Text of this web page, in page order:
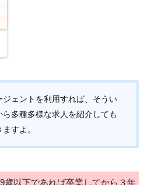
ジェントを利用すれば、そうい
ら多種多様な求人を紹介しても
すよ。
歳以下であれば卒業してから３年